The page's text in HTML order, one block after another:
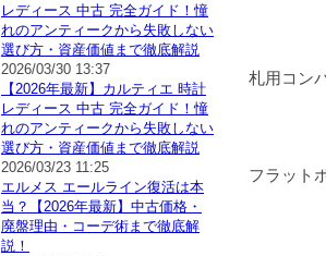
札用コン
フラット
レディース 中古 完全ガイド！憧
れのアンティークから失敗しない
選び方・資産価値まで徹底解説
2026/03/30 13:37
【2026年最新】カルティエ 時計
レディース 中古 完全ガイド！憧
れのアンティークから失敗しない
選び方・資産価値まで徹底解説
2026/03/23 11:25
エルメス エールライン復活は本
当？【2026年最新】中古価格・
廃盤理由・コーデ術まで徹底解
説！